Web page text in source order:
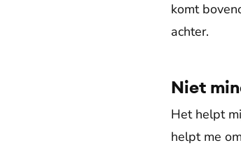
komt
achter.
Niet
Het helpt
helpt me